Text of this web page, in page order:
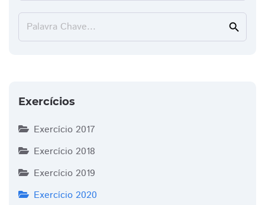
Palavra Chave... search
Exercícios
Exercício 2017
Exercício 2018
Exercício 2019
Exercício 2020